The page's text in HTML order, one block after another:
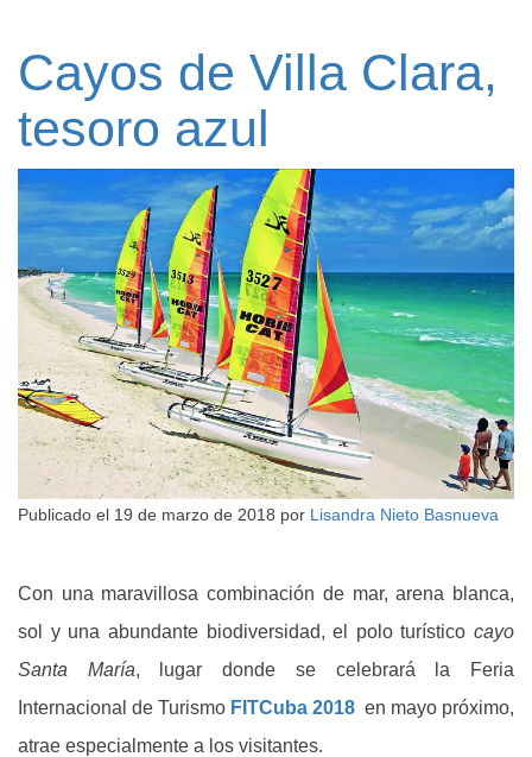
Cayos de Villa Clara,
tesoro azul
Publicado el 19 de marzo de 2018 por Lisandra Nieto Basnueva
Con una maravillosa combinación de mar, arena blanca,
sol y una abundante biodiversidad, el polo turístico cayo
Santa María, lugar donde se celebrará la Feria
Internacional de Turismo FITCuba 2018 en mayo próximo,
atrae especialmente a los visitantes.